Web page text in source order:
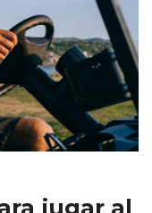
jugar al